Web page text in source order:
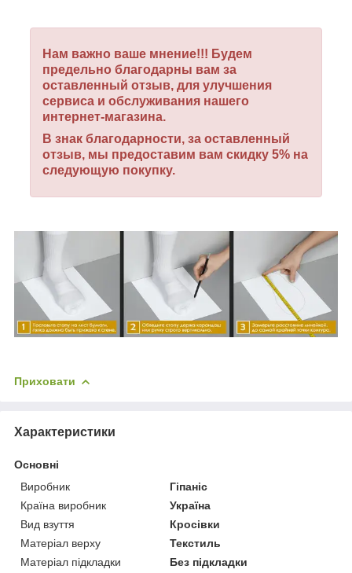
Нам важно ваше мнение!!! Будем
предельно благодарны вам за
оставленный отзыв, для улучшения
сервиса и обслуживания нашего
интернет-магазина.
В знак благодарности, за оставленный
отзыв, мы предоставим вам скидку 5% на
следующую покупку.
Приховати
Характеристики
Основні
Виробник
Гіпаніс
Країна виробник
Україна
Вид взуття
Кросівки
Матеріал верху
Текстиль
Матеріал підкладки
Без підкладки